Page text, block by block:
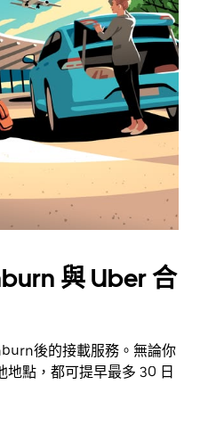
與 Uber 合
後的接載服務。無論你
點，都可提早最多 30 日